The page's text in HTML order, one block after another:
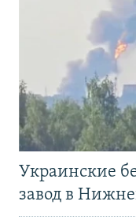
Украинские
завод в